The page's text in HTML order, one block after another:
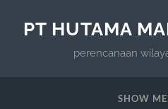
PT HUTAMA
perencanaan
SHOW